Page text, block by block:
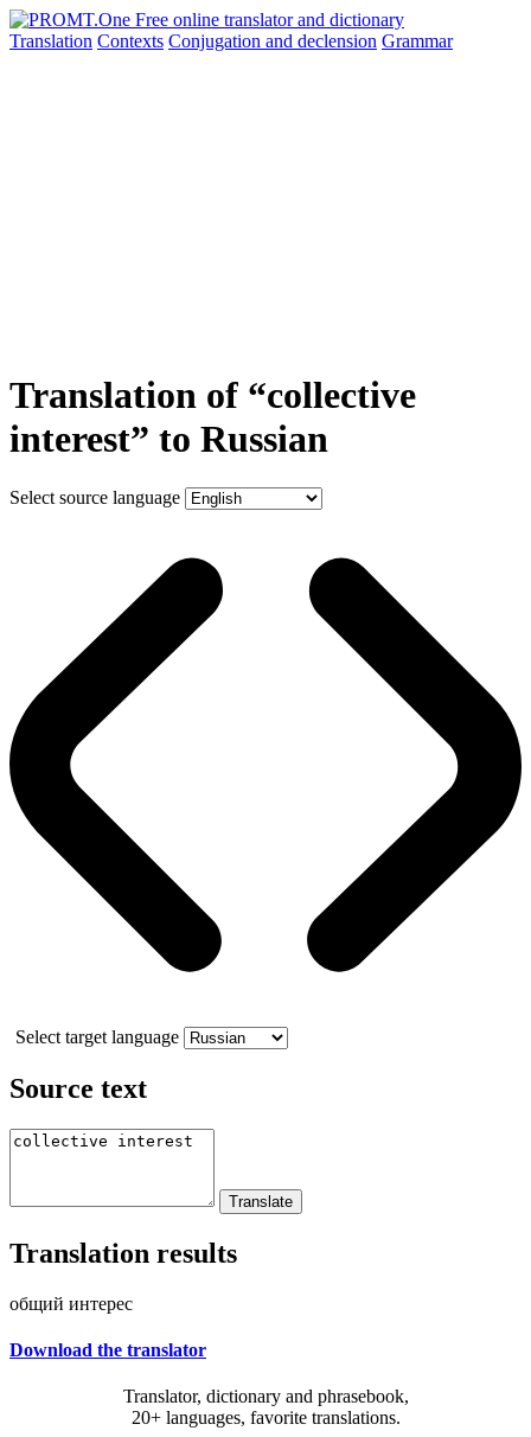
Translation Contexts Conjugation and declension Grammar
Translation of “collective
interest” to Russian
Select source language
Select target language
Source text
Translation results
общий интерес
Download the translator
Translator, dictionary and phrasebook,
20+ languages, favorite translations.